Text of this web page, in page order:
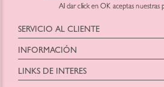
Al dar click en OK aceptas nuestras
SERVICIO AL CLIENTE
Horario: Lunes a Viernes
9:00 am a 6:00pm
hola@blush-bar.com
INFORMACIÓN
Blush Bar Chile SPA
Representante: Christian Eduardo
LINKS DE INTERES